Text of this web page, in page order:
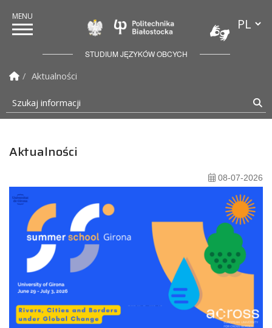
Politechnika
STUDIUM JĘZYKÓW OBCYCH
Strona Główna
Aktualności
Szukaj informacji
Aktualności
08-07-2026